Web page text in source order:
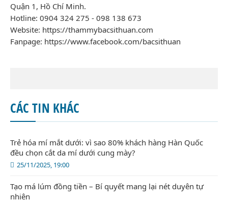
Quận 1, Hồ Chí Minh.
Hotline: 0904 324 275 - 098 138 673
Website: https://thammybacsithuan.com
Fanpage: https://www.facebook.com/bacsithuan
CÁC TIN KHÁC
25/11/2025, 19:00
Trẻ hóa mí mắt dưới: vì sao 80% khách hàng Hàn Quốc
đều chọn cắt da mí dưới cung mày?
Tạo má lúm đồng tiền – Bí quyết mang lại nét duyên tự
nhiên